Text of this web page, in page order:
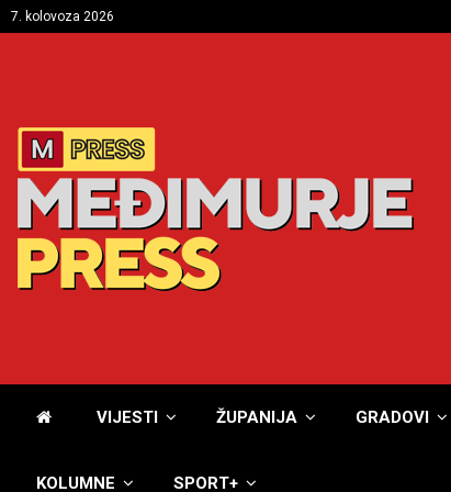
7. kolovoza 2026
VIJESTI ŽUPANIJA GRADOVI
KOLUMNE SPORT+